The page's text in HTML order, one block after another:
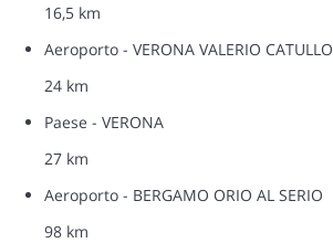
16,5 km
Aeroporto - VERONA VALERIO CATULLO
24 km
Paese - VERONA
27 km
Aeroporto - BERGAMO ORIO AL SERIO
98 km